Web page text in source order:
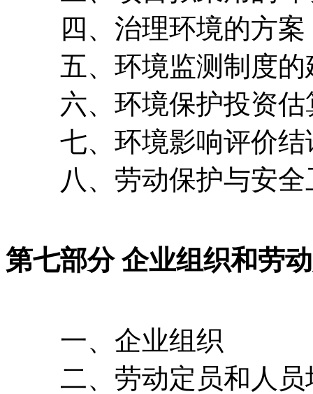
四、治理环境的方案
五、环境监测制度的
六、环境保护投资估
七、环境影响评价结
八、劳动保护与安全
第七部分 企业组织和劳
一、企业组织
二、劳动定员和人员